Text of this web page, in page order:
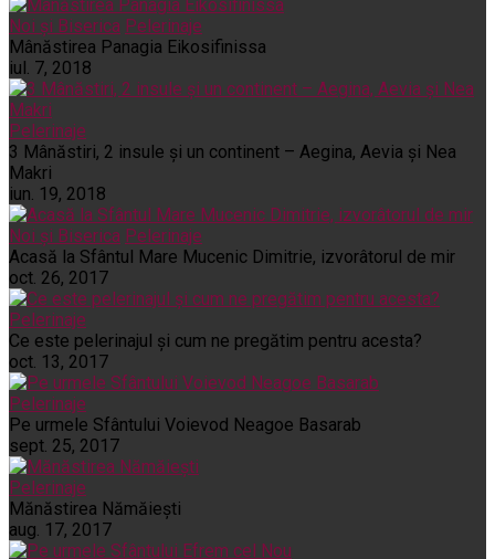
Noi și Biserica Pelerinaje
Mânăstirea Panagia Eikosifinissa
iul. 7, 2018
Pelerinaje
3 Mânăstiri, 2 insule și un continent – Aegina, Aevia și Nea
Makri
iun. 19, 2018
Noi și Biserica Pelerinaje
Acasă la Sfântul Mare Mucenic Dimitrie, izvorâtorul de mir
oct. 26, 2017
Pelerinaje
Ce este pelerinajul şi cum ne pregătim pentru acesta?
oct. 13, 2017
Pelerinaje
Pe urmele Sfântului Voievod Neagoe Basarab
sept. 25, 2017
Pelerinaje
Mănăstirea Nămăiești
aug. 17, 2017